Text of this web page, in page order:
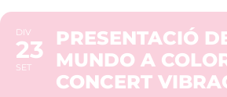
DIV
23
SET
PRESENTACIÓ
MUNDO A
CONCERT